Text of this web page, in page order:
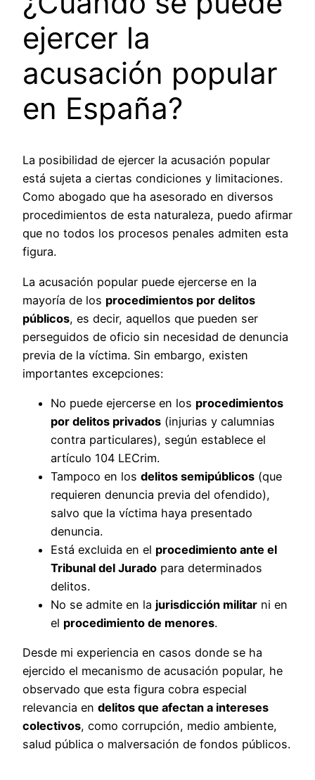
ejercer la
acusación popular
en España?
La posibilidad de ejercer la acusación popular
está sujeta a ciertas condiciones y limitaciones.
Como abogado que ha asesorado en diversos
procedimientos de esta naturaleza, puedo afirmar
que no todos los procesos penales admiten esta
figura.
La acusación popular puede ejercerse en la
mayoría de los procedimientos por delitos
públicos, es decir, aquellos que pueden ser
perseguidos de oficio sin necesidad de denuncia
previa de la víctima. Sin embargo, existen
importantes excepciones:
No puede ejercerse en los procedimientos
por delitos privados (injurias y calumnias
contra particulares), según establece el
artículo 104 LECrim.
Tampoco en los delitos semipúblicos (que
requieren denuncia previa del ofendido),
salvo que la víctima haya presentado
denuncia.
Está excluida en el procedimiento ante el
Tribunal del Jurado para determinados
delitos.
No se admite en la jurisdicción militar ni en
el procedimiento de menores.
Desde mi experiencia en casos donde se ha
ejercido el mecanismo de acusación popular, he
observado que esta figura cobra especial
relevancia en delitos que afectan a intereses
colectivos, como corrupción, medio ambiente,
salud pública o malversación de fondos públicos.